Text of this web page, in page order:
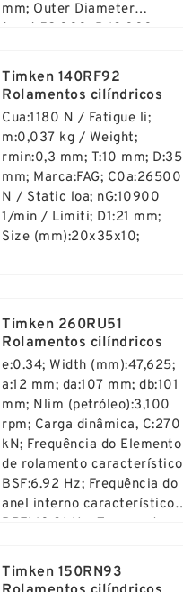
mm; Outer Diameter
(mm):52,000; B:18,000
Timken 140RF92
Rolamentos cilíndricos
Cua:1180 N / Fatigue li;
m:0,037 kg / Weight;
rmin:0,3 mm; T:10 mm; D:35
mm; Marca:FAG; C0a:26500
N / Static loa; nG:10900
1/min / Limiti; D1:21 mm;
Size (mm):20x35x10;
Timken 260RU51
Rolamentos cilíndricos
e:0.34; Width (mm):47,625;
a:12 mm; da:107 mm; db:101
mm; Nlim (petróleo):3,100
rpm; Carga dinâmica, C:270
kN; Frequência do Elemento
de rolamento
BSF:6.92 Hz; Frequência do
anel interno característico,
BPFI:10.81 Hz; Temperatura
Tmax:120 °C;
Timken 150RN93